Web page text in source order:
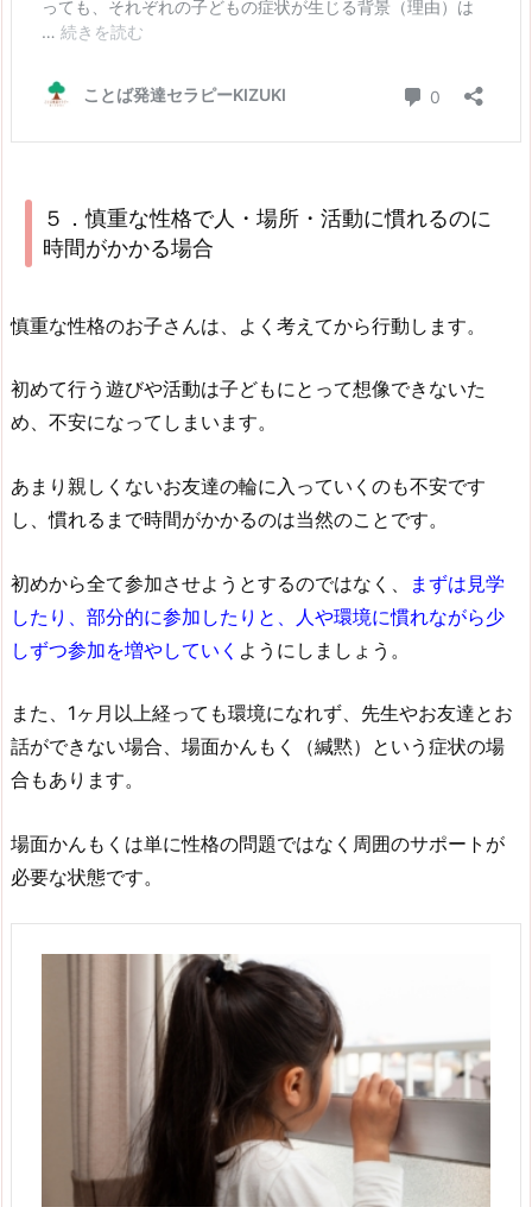
５．慎重な性格で人・場所・活動に慣れるのに
時間がかかる場合
慎重な性格のお子さんは、よく考えてから行動します。
初めて行う遊びや活動は子どもにとって想像できないた
め、不安になってしまいます。
あまり親しくないお友達の輪に入っていくのも不安です
し、慣れるまで時間がかかるのは当然のことです。
初めから全て参加させようとするのではなく、
まずは見学
したり、部分的に参加したりと、人や環境に慣れながら少
しずつ参加を増やしていく ようにしましょう。
また、1ヶ月以上経っても環境になれず、先生やお友達とお
話ができない場合、場面かんもく（緘黙）という症状の場
合もあります。
場面かんもくは単に性格の問題ではなく周囲のサポートが
必要な状態です。